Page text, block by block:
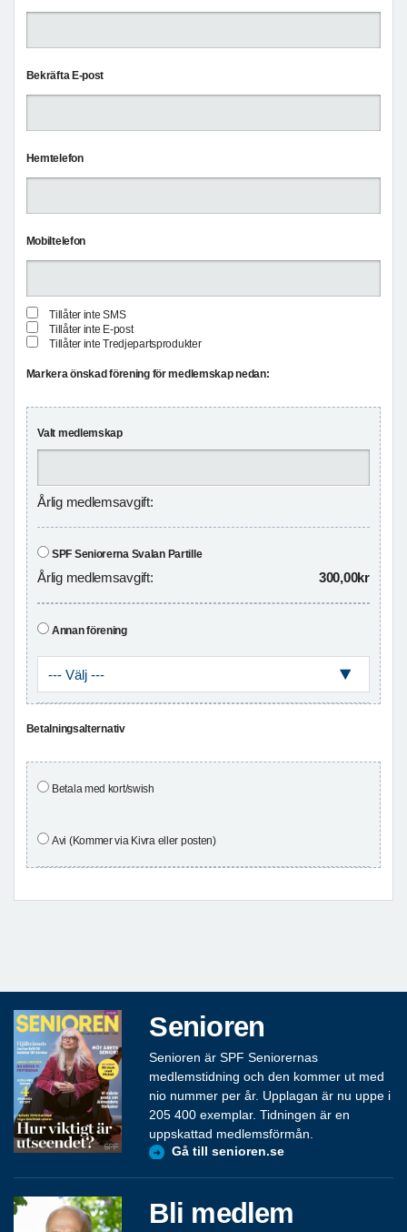
Bekräfta E-post
Hemtelefon
Mobiltelefon
Tillåter inte SMS
Tillåter inte E-post
Tillåter inte Tredjepartsprodukter
Markera önskad förening för medlemskap nedan:
Valt medlemskap
Årlig medlemsavgift:
SPF Seniorerna Svalan Partille
Årlig medlemsavgift: 300,00kr
Annan förening
Betalningsalternativ
Betala med kort/swish
Avi (Kommer via Kivra eller posten)
Senioren
Senioren är SPF Seniorernas
medlemstidning och den kommer ut med
nio nummer per år. Upplagan är nu uppe i
205 400 exemplar. Tidningen är en
uppskattad medlemsförmån.
Gå till senioren.se
Bli medlem